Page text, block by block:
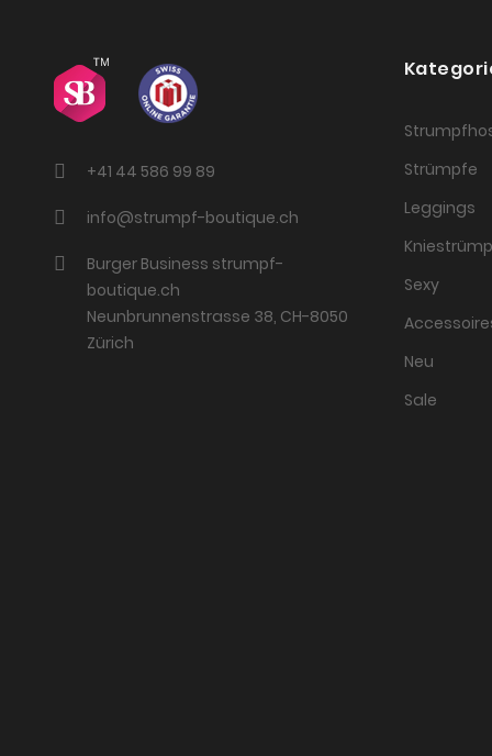
+41 44 586 99 89
info@strumpf-boutique.ch
Burger Business strumpf-
boutique.ch
Neunbrunnenstrasse 38, CH-8050
Zürich
Strümpfe
Leggings
Sexy
Neu
Sale